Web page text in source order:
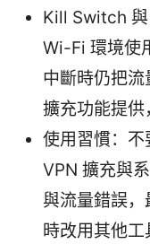
Kill Switch 與
Wi-Fi 環境使
中斷時仍把
擴充功能提供
使用習慣：不
VPN 擴充與
與流量錯誤
時改用其他工